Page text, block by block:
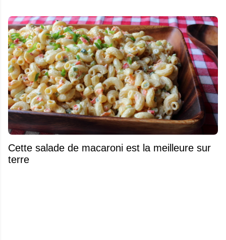
Cette salade de macaroni est la meilleure sur
terre